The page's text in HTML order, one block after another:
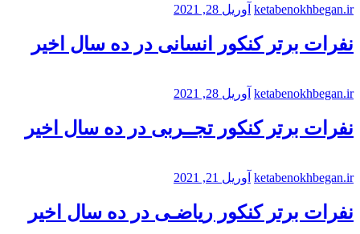
ketabenokhbegan.ir آوریل 28, 2021
نفرات برتر کنکور انسانی در ده سال اخیر
ketabenokhbegan.ir آوریل 28, 2021
نفرات برتر کنکور تجــربی در ده سال اخیر
ketabenokhbegan.ir آوریل 21, 2021
نفرات برتر کنکور ریاضـی در ده سال اخیر